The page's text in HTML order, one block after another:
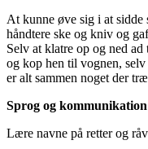
At kunne øve sig i at sidde
håndtere ske og kniv og
Selv at klatre op og ned
og kop hen til vognen,
er alt sammen noget der
Sprog og
Lære navne på retter og